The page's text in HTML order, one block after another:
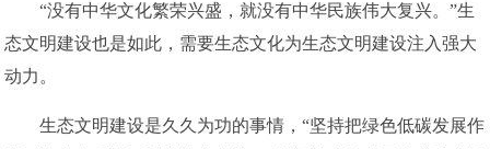
“没有中华文化繁荣兴盛，就没有中华民族伟大复兴。”生
态文明建设也是如此，需要生态文化为生态文明建设注入强大
动力。
生态文明建设是久久为功的事情，“坚持把绿色低碳发展作